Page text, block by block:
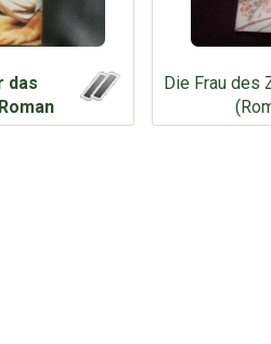
das
Die Frau des